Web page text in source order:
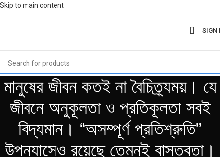
Skip to main content
SIGN
মানুষের জীবন কতই না বৈচিত্র্যময়। যে
জীবনে অনুকূলতা ও প্রতিকূলতা সবই
বিদ্যমান। “অসম্পূর্ণ প্রতিশ্রুতি”
উপন্যাসেও রয়েছে তেমনই বাস্তবতা।